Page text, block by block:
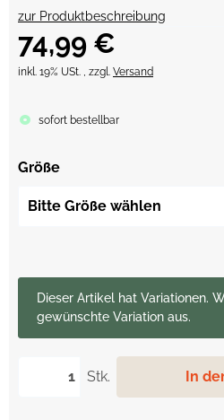
zur Produktbeschreibung
74,99 €
inkl. 19% USt. , zzgl. Versand
sofort bestellbar
Größe
Bitte Größe wählen
Stk. In
xDieser Artikel hat Variationen.
gewünschte Variation aus.